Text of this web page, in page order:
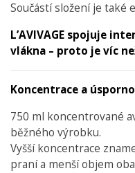
Součástí složení je také
L’AVIVAGE spojuje
vlákna – proto je víc
Koncentrace a
750 ml koncentrované
běžného výrobku.
Vyšší koncentrace
praní a menší objem